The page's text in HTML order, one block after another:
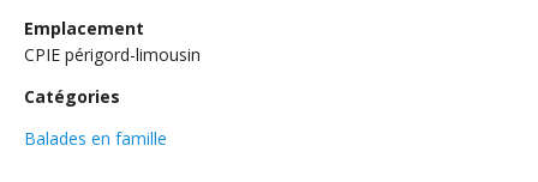
Emplacement
CPIE périgord-limousin
Catégories
Balades en famille